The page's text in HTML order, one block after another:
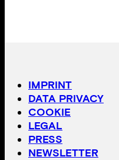
IMPRINT
DATA PRIVACY
COOKIE
LEGAL
PRESS
NEWSLETTER